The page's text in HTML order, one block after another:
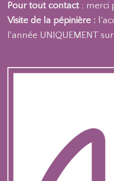
Pour tout contact : merci
Visite de la pépinière :
l'année UNIQUEMENT